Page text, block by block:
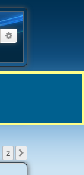
BuscarBúsqueda
2